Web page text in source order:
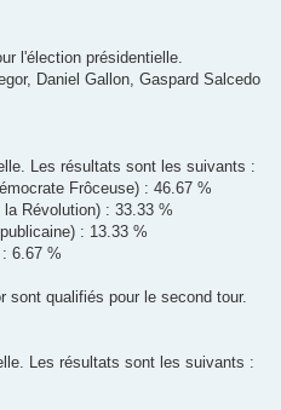
l'élection présidentielle.
Daniel Gallon, Gaspard Salcedo
Les résultats sont les suivants :
Frôceuse) : 46.67 %
Révolution) : 33.33 %
: 13.33 %
6.67 %
sont qualifiés pour le second tour.
Les résultats sont les suivants :